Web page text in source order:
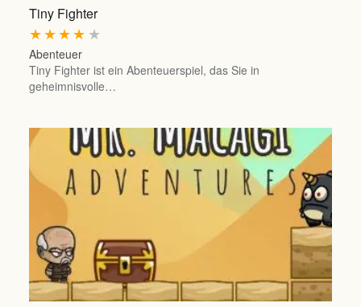
Tiny Fighter
★
★
★
★
★
Abenteuer
Tiny Fighter ist ein Abenteuerspiel, das Sie in
geheimnisvolle…